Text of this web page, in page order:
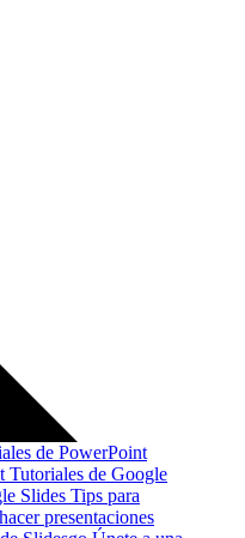
de PowerPoint
Tutoriales de Google
Slides Tips para
presentaciones